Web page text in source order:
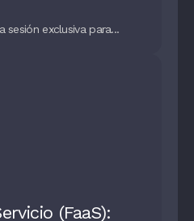
sesión exclusiva para...
(FaaS):